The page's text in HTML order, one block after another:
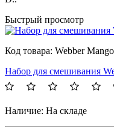
Быстрый просмотр
Код товара: Webber
Набор для смешивания
Наличие: На складе